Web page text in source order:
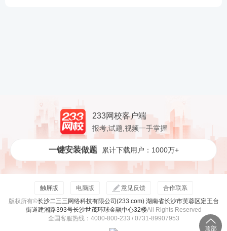
233网校客户端
报考,试题,视频一手掌握
一键安装做题 累计下载用户：1000万+
触屏版 电脑版 意见反馈
合作联系
版权所有©长沙二三三网络科技有限公司(233.com) 湖南省长沙市芙蓉区定王台
街道建湘路393号长沙世茂环球金融中心32楼All Rights Reserved
全国客服热线：4000-800-233 / 0731-89907953
顶部